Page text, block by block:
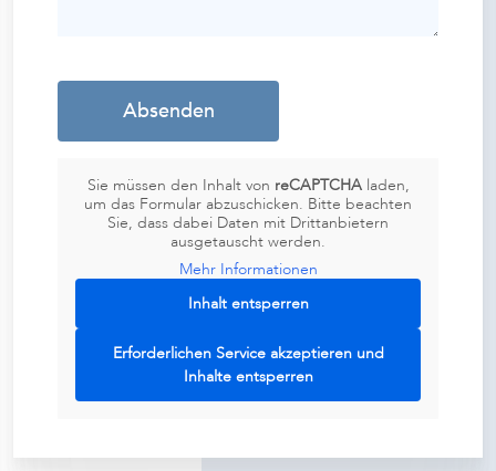
Sie müssen den Inhalt von reCAPTCHAladen,
um das Formular abzuschicken. Bitte beachten
Sie, dass dabei Daten mit Drittanbietern
ausgetauscht werden.
Mehr Informationen
Inhalt entsperren
Erforderlichen Service akzeptieren und
Inhalte entsperren